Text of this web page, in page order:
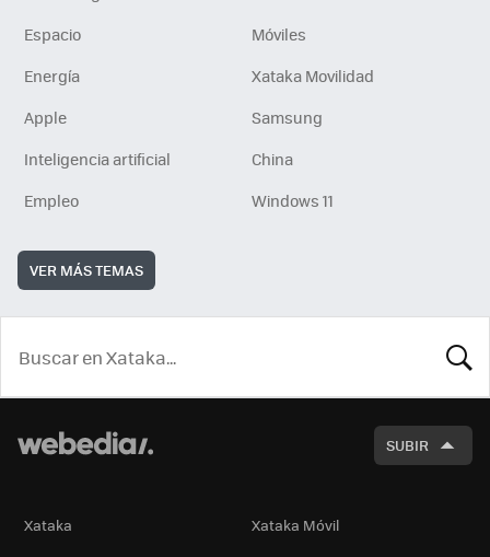
Espacio
Móviles
Energía
Xataka Movilidad
Apple
Samsung
Inteligencia artificial
China
Empleo
Windows 11
VER MÁS TEMAS
SUBIR
Xataka
Xataka Móvil